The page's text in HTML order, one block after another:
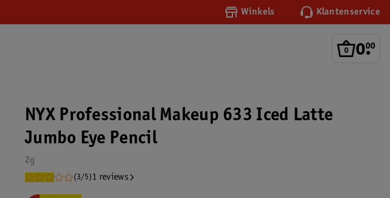
Winkels Klantenservice
0.
00
NYX Professional Makeup 633 Iced Latte
Jumbo Eye Pencil
2g
(3/5)1 reviews